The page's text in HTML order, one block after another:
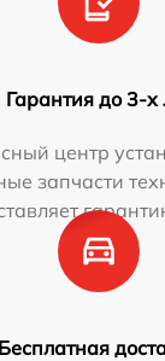
Гарантия до 3-х
центр
запчасти
Бесплатная